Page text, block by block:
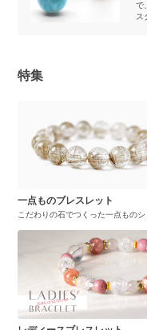
で
ス
特集
一点ものブレスレット
こだわりの石でつくった一点もの